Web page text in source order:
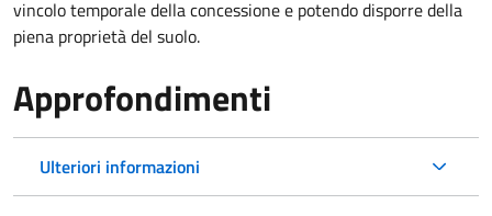
vincolo temporale della concessione e potendo disporre della
piena proprietà del suolo.
Approfondimenti
Ulteriori informazioni